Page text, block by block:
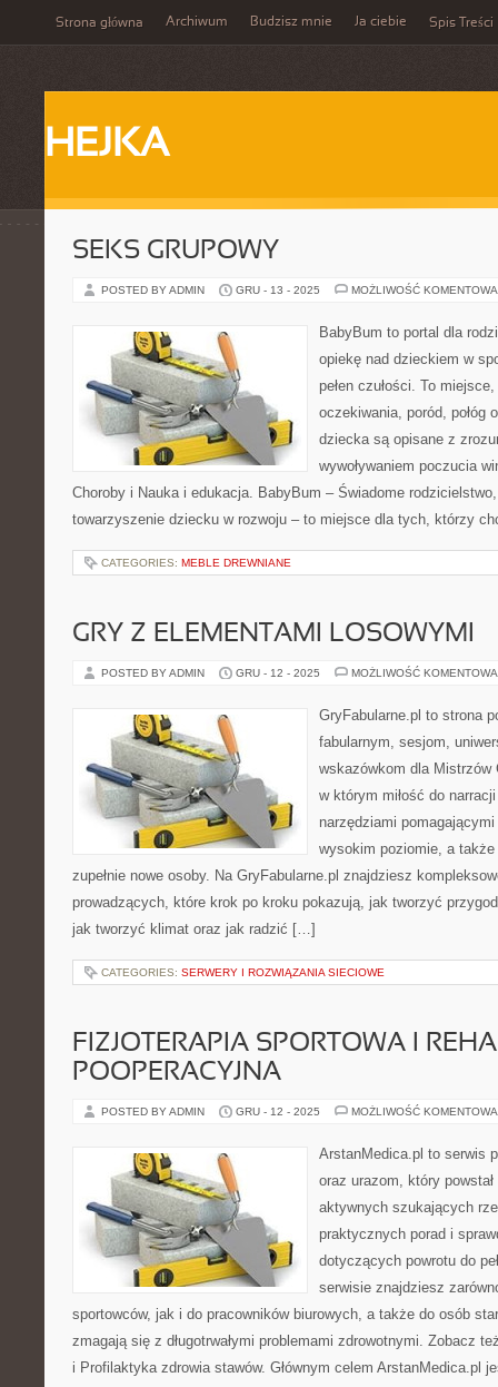
Strona główna Archiwum Budzisz mnie Ja ciebie Spis Treści
HEJKA
SEKS GRUPOWY
POSTED BY ADMIN GRU - 13 - 2025 MOŻLIWOŚĆ
BabyBum to portal dla
opiekę nad dzieckiem w
pełen czułości. To
oczekiwania, poród, połóg
dziecka są opisane z
wywoływaniem poczucia
Choroby i Nauka i edukacja. BabyBum – Świadome rodzicielstwo,
towarzyszenie dziecku w rozwoju – to miejsce dla tych, którzy
CATEGORIES: MEBLE DREWNIANE
GRY Z ELEMENTAMI LOSOWYMI
POSTED BY ADMIN GRU - 12 - 2025 MOŻLIWOŚĆ
GryFabularne.pl to strona
fabularnym, sesjom,
wskazówkom dla Mistrzów
w którym miłość do
narzędziami
wysokim poziomie, a
zupełnie nowe osoby. Na GryFabularne.pl znajdziesz
prowadzących, które krok po kroku pokazują, jak tworzyć
jak tworzyć klimat oraz jak radzić […]
CATEGORIES: SERWERY I ROZWIĄZANIA SIECIOWE
FIZJOTERAPIA SPORTOWA I
POOPERACYJNA
POSTED BY ADMIN GRU - 12 - 2025 MOŻLIWOŚĆ
ArstanMedica.pl to serwis
oraz urazom, który
aktywnych szukających
praktycznych porad i
dotyczących powrotu do
serwisie znajdziesz
sportowców, jak i do pracowników biurowych, a także do osób
zmagają się z długotrwałymi problemami zdrowotnymi. Zobacz
i Profilaktyka zdrowia stawów. Głównym celem ArstanMedica.pl